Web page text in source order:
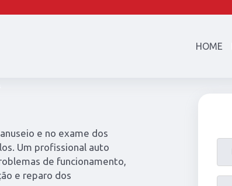
HOME
e no exame dos
Um profissional auto
de funcionamento,
e reparo dos